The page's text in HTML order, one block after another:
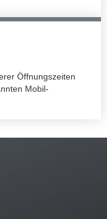
Öffnungszeiten
Mobil-